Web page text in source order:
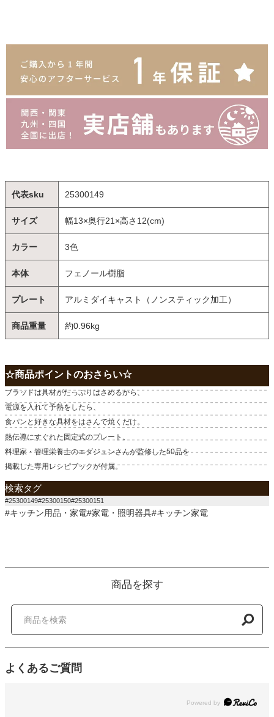
代表sku 25300149
サイズ 幅13×奥行21×高さ12(cm)
カラー 3色
本体 フェノール樹脂
プレート アルミダイキャスト（ノンスティック加工）
商品重量 約0.96kg
☆商品ポイントのおさらい☆
ブラッドは具材がたっぷりはさめるから、
電源を入れて予熱をしたら、
食パンと好きな具材をはさんで焼くだけ。
熱伝導にすぐれた固定式のプレート。
料理家・管理栄養士のエダジュンさんが監修した50品を
掲載した専用レシピブックが付属。
検索タグ
#25300149#25300150#25300151
#キッチン用品・家電#家電・照明器具#キッチン家電
商品を探す
よくあるご質問
Powered by